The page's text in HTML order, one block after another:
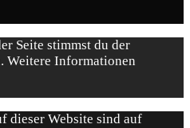
Seite stimmst du der
Weitere Informationen
dieser Website sind auf